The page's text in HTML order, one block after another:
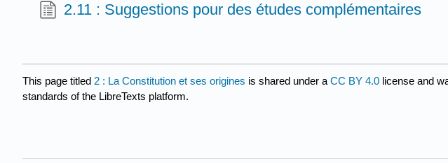
2.11 : Suggestions pour des études complémentaires
This page titled 2 : La Constitution et ses origines is shared under a CC BY 4.0 license and
standards of the LibreTexts platform.